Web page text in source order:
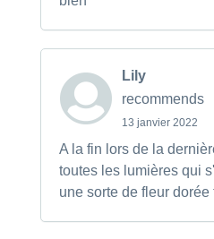
Lily
recommends
13 janvier 2022
A la fin lors de la
toutes les lumières qui
une sorte de fleur